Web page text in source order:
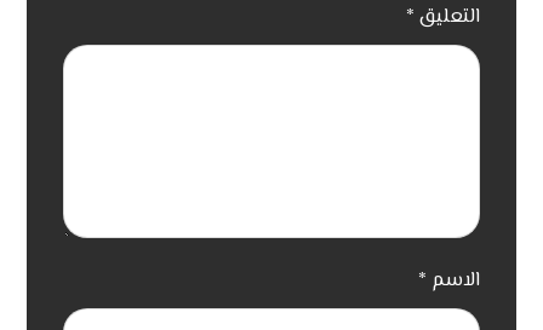
التعليق *
الاسم *